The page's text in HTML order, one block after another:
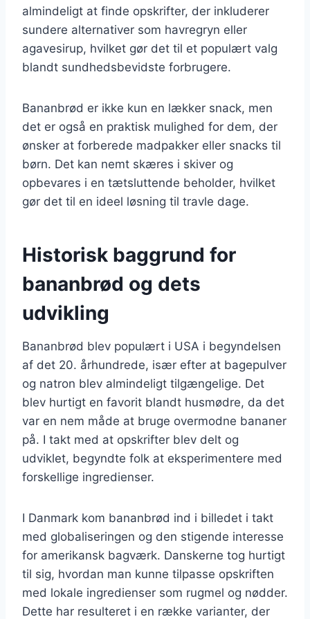
almindeligt at finde opskrifter, der inkluderer
sundere alternativer som havregryn eller
agavesirup, hvilket gør det til et populært valg
blandt sundhedsbevidste forbrugere.
Bananbrød er ikke kun en lækker snack, men
det er også en praktisk mulighed for dem, der
ønsker at forberede madpakker eller snacks til
børn. Det kan nemt skæres i skiver og
opbevares i en tætsluttende beholder, hvilket
gør det til en ideel løsning til travle dage.
Historisk baggrund for
bananbrød og dets
udvikling
Bananbrød blev populært i USA i begyndelsen
af det 20. århundrede, især efter at bagepulver
og natron blev almindeligt tilgængelige. Det
blev hurtigt en favorit blandt husmødre, da det
var en nem måde at bruge overmodne bananer
på. I takt med at opskrifter blev delt og
udviklet, begyndte folk at eksperimentere med
forskellige ingredienser.
I Danmark kom bananbrød ind i billedet i takt
med globaliseringen og den stigende interesse
for amerikansk bagværk. Danskerne tog hurtigt
til sig, hvordan man kunne tilpasse opskriften
med lokale ingredienser som rugmel og nødder.
Dette har resulteret i en række varianter, der